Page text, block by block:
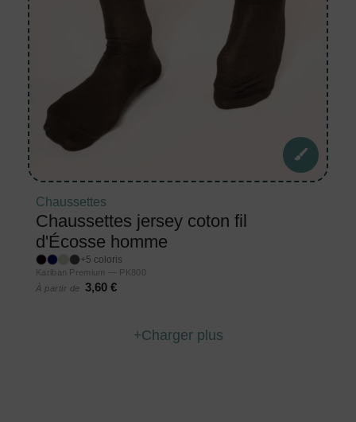
Chaussettes
Chaussettes jersey coton fil
d'Écosse homme
+5 coloris
Kariban Premium — PK800
À partir de
3,60 €
Charger plus